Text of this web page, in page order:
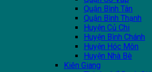
Quận Bình Tân
Quận Bình Thạnh
Huyện Củ Chi
Huyện Bình Chánh
Huyện Hóc Môn
Huyện Nhà Bè
Kiên Giang